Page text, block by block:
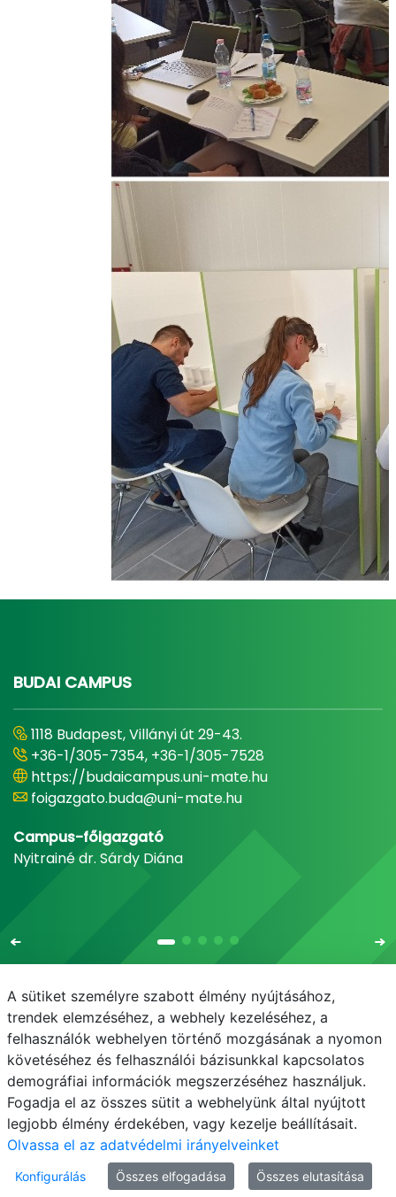
BUDAI CAMPUS
1118 Budapest, Villányi út 29-43.
+36-1/305-7354, +36-1/305-7528
https://budaicampus.uni-mate.hu
foigazgato.buda@uni-mate.hu
Campus-főigazgató
Nyitrainé dr. Sárdy Diána
E-mail Telefonkönyv NEPTUN
E-learning
Adatvédelem
© MATE 2021
A sütiket személyre szabott élmény nyújtásához,
trendek elemzéséhez, a webhely kezeléséhez, a
felhasználók webhelyen történő mozgásának a nyomon
követéséhez és felhasználói bázisunkkal kapcsolatos
demográfiai információk megszerzéséhez használjuk.
Fogadja el az összes sütit a webhelyünk által nyújtott
legjobb élmény érdekében, vagy kezelje beállításait.
Olvassa el az adatvédelmi irányelveinket
Konfigurálás Összes elfogadása Összes elutasítása